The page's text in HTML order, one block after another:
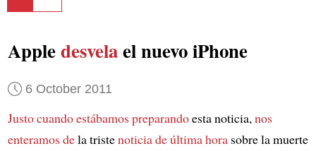
Appledesvelael nuevo iPhone
6 October 2011
Justo cuando estábamos preparandoesta noticia,nos
enteramos dela tristenoticia de última horasobre la muerte